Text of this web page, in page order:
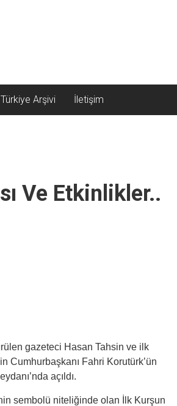
Arşivi İletişim
Ve Etkinlikler..
gazeteci Hasan Tahsin ve ilk
Cumhurbaşkanı Fahri Korutürk’ün
açıldı.
sembolü niteliğinde olan İlk Kurşun